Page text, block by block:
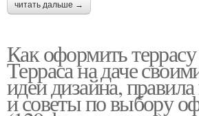
читать дальше →
Как оформить террасу
Терраса на даче
идеи дизайна,
и советы по выбору